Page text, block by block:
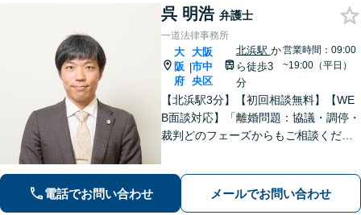
呉 明浩 弁護士
一道法律事務所
大
阪
府
|
大阪
市中
央区
北浜駅 か
ら徒歩3
分
営業時間：09:00
~19:00（平日）
【北浜駅3分】【初回相談無料】【WE
B面談対応】「離婚問題：協議・調停・
裁判どのフェーズからもご相談くださ
己破産のメリット・デメリットを説明
し、最適な債務整理をご提案【休日相
電話でお問い合わせ メールでお問い合わせ